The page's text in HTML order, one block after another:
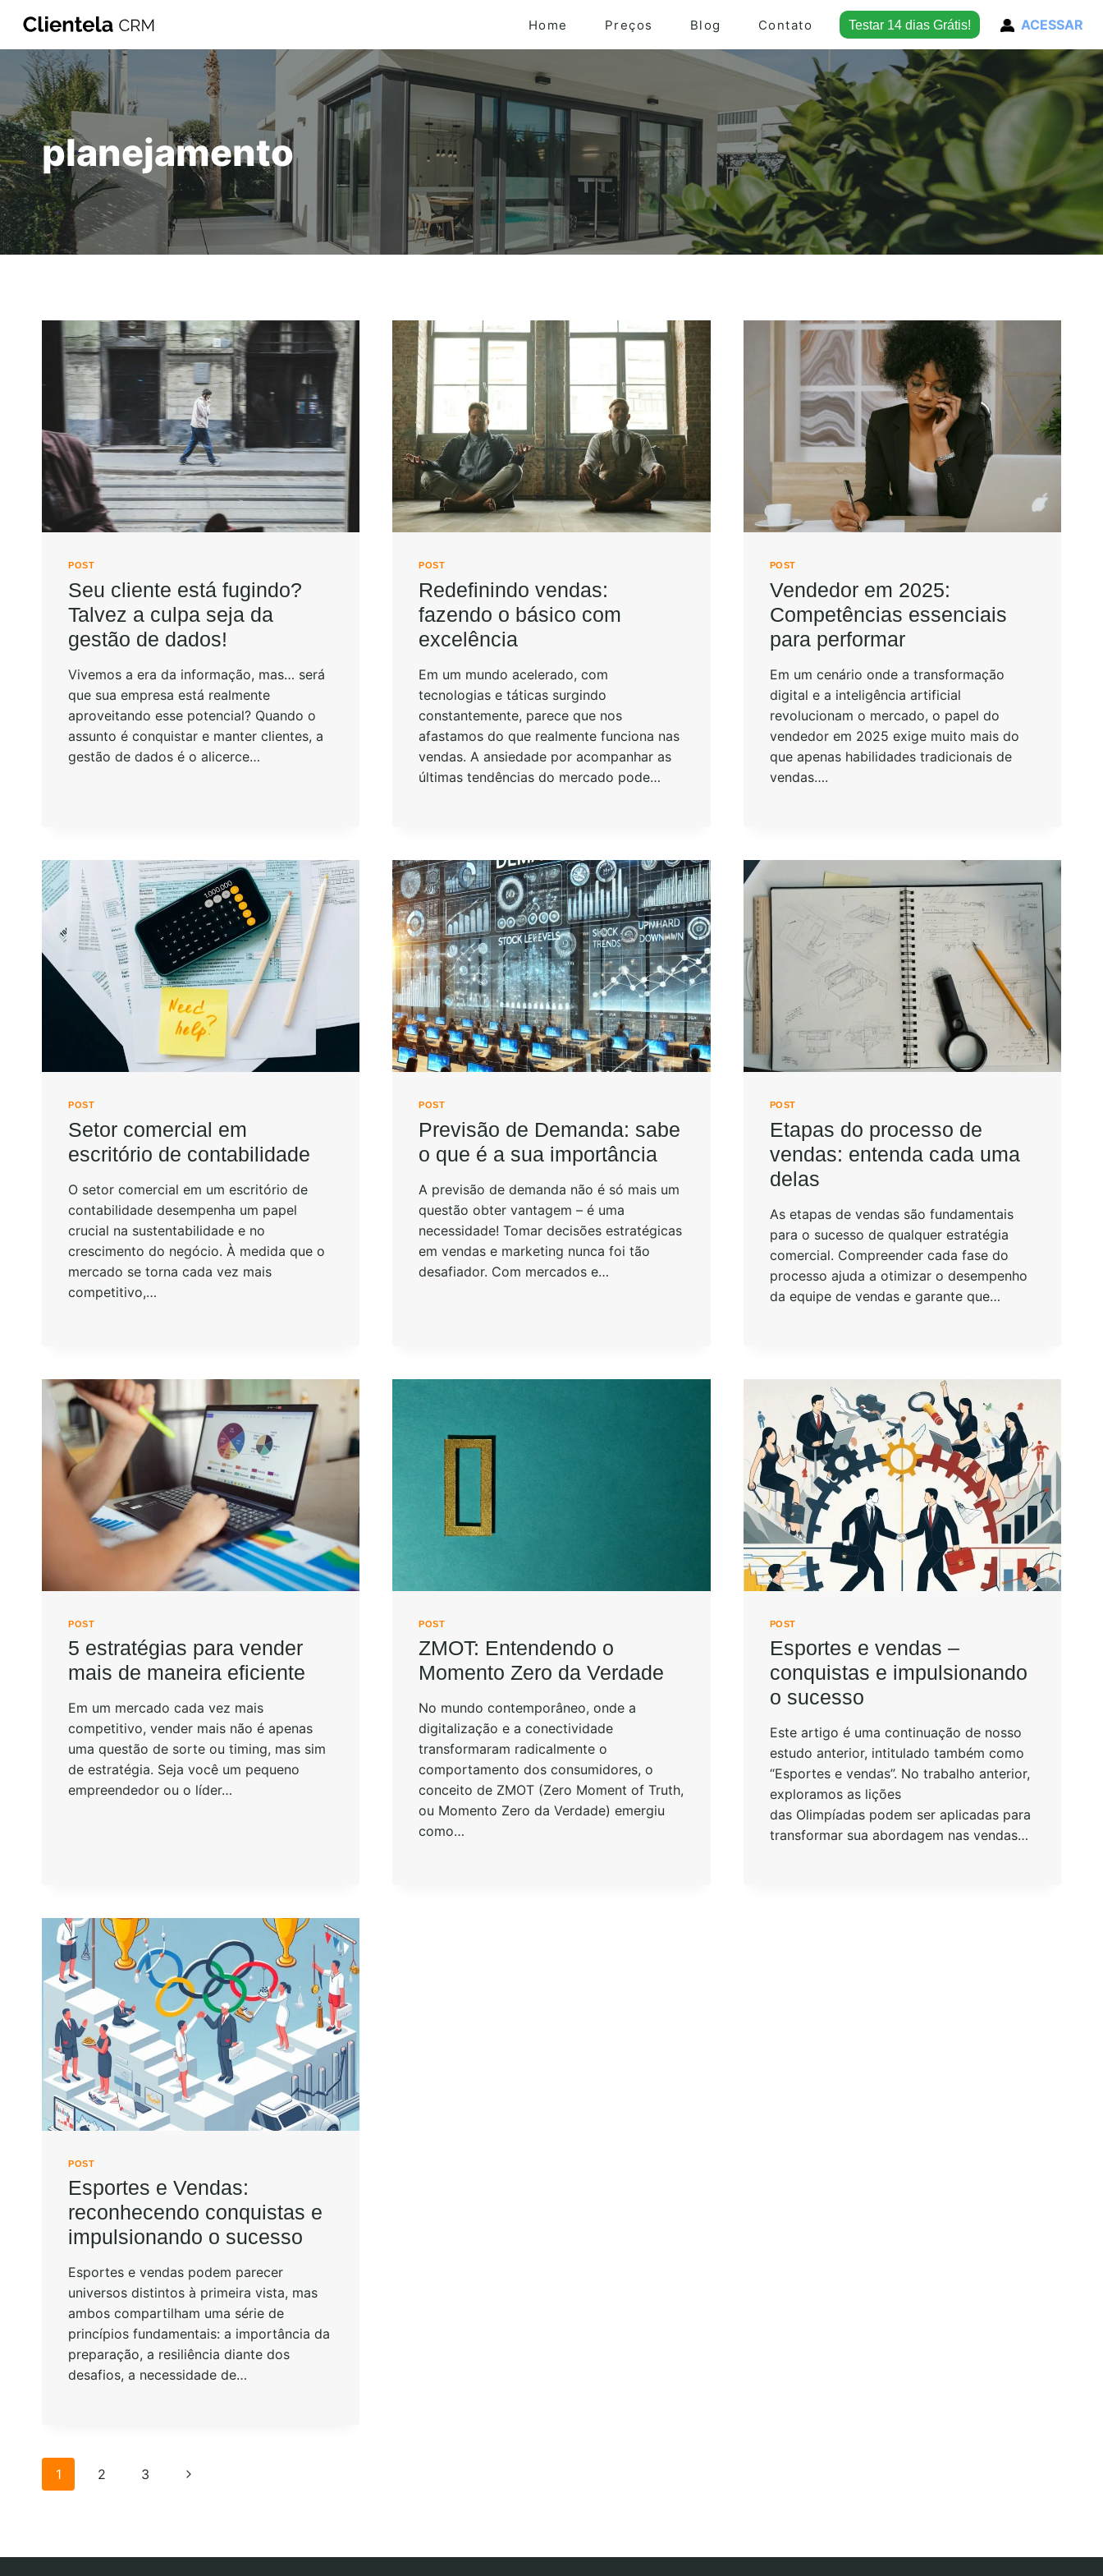
Home Preços Blog Contato Testar 14 dias Grátis! ACESSAR
planejamento
POST
Seu cliente está fugindo?
Talvez a culpa seja da
gestão de dados!
Vivemos a era da informação, mas… será
que sua empresa está realmente
aproveitando esse potencial? Quando o
assunto é conquistar e manter clientes, a
gestão de dados é o alicerce…
POST
Redefinindo vendas:
fazendo o básico com
excelência
Em um mundo acelerado, com
tecnologias e táticas surgindo
constantemente, parece que nos
afastamos do que realmente funciona nas
vendas. A ansiedade por acompanhar as
últimas tendências do mercado pode…
POST
Vendedor em 2025:
Competências essenciais
para performar
Em um cenário onde a transformação
digital e a inteligência artificial
revolucionam o mercado, o papel do
vendedor em 2025 exige muito mais do
que apenas habilidades tradicionais de
vendas….
POST
Setor comercial em
escritório de contabilidade
O setor comercial em um escritório de
contabilidade desempenha um papel
crucial na sustentabilidade e no
crescimento do negócio. À medida que o
mercado se torna cada vez mais
competitivo,…
POST
Previsão de Demanda: sabe
o que é a sua importância
A previsão de demanda não é só mais um
questão obter vantagem – é uma
necessidade! Tomar decisões estratégicas
em vendas e marketing nunca foi tão
desafiador. Com mercados e…
POST
Etapas do processo de
vendas: entenda cada uma
delas
As etapas de vendas são fundamentais
para o sucesso de qualquer estratégia
comercial. Compreender cada fase do
processo ajuda a otimizar o desempenho
da equipe de vendas e garante que…
POST
5 estratégias para vender
mais de maneira eficiente
Em um mercado cada vez mais
competitivo, vender mais não é apenas
uma questão de sorte ou timing, mas sim
de estratégia. Seja você um pequeno
empreendedor ou o líder…
POST
ZMOT: Entendendo o
Momento Zero da Verdade
No mundo contemporâneo, onde a
digitalização e a conectividade
transformaram radicalmente o
comportamento dos consumidores, o
conceito de ZMOT (Zero Moment of Truth,
ou Momento Zero da Verdade) emergiu
como…
POST
Esportes e vendas –
conquistas e impulsionando
o sucesso
Este artigo é uma continuação de nosso
estudo anterior, intitulado também como
“Esportes e vendas”. No trabalho anterior,
exploramos as lições
das Olimpíadas podem ser aplicadas para
transformar sua abordagem nas vendas…
POST
Esportes e Vendas:
reconhecendo conquistas e
impulsionando o sucesso
Esportes e vendas podem parecer
universos distintos à primeira vista, mas
ambos compartilham uma série de
princípios fundamentais: a importância da
preparação, a resiliência diante dos
desafios, a necessidade de…
1 2 3